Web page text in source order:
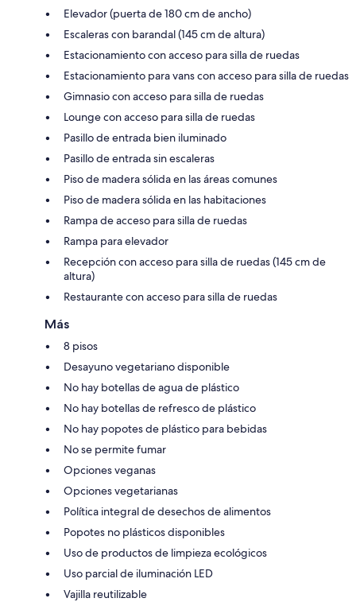
Elevador (puerta de 180 cm de ancho)
Escaleras con barandal (145 cm de altura)
Estacionamiento con acceso para silla de ruedas
Estacionamiento para vans con acceso para silla de ruedas
Gimnasio con acceso para silla de ruedas
Lounge con acceso para silla de ruedas
Pasillo de entrada bien iluminado
Pasillo de entrada sin escaleras
Piso de madera sólida en las áreas comunes
Piso de madera sólida en las habitaciones
Rampa de acceso para silla de ruedas
Rampa para elevador
Recepción con acceso para silla de ruedas (145 cm de
altura)
Restaurante con acceso para silla de ruedas
Más
8 pisos
Desayuno vegetariano disponible
No hay botellas de agua de plástico
No hay botellas de refresco de plástico
No hay popotes de plástico para bebidas
No se permite fumar
Opciones veganas
Opciones vegetarianas
Política integral de desechos de alimentos
Popotes no plásticos disponibles
Uso de productos de limpieza ecológicos
Uso parcial de iluminación LED
Vajilla reutilizable